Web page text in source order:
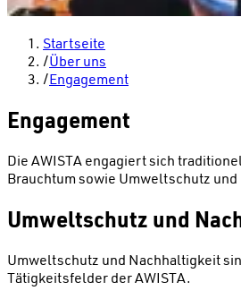
Startseite
/Über uns
/Engagement
Engagement
Die AWISTA engagiert sich
Brauchtum sowie Umweltschutz
Umweltschutz und
Umweltschutz und Nachhaltigkeit
Tätigkeitsfelder der AWISTA.